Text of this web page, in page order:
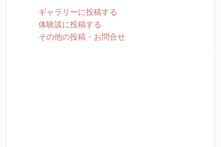
ギャラリーに投稿する
体験談に投稿する
その他の投稿・お問合せ